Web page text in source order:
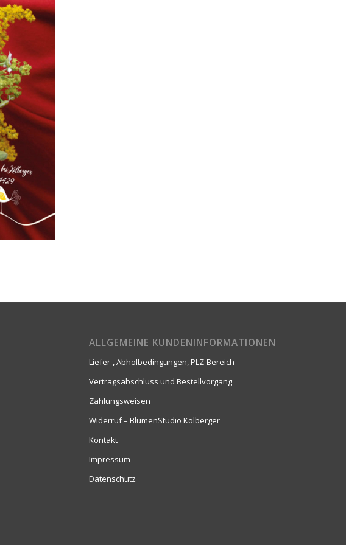
ALLGEMEINE KUNDENINFORMATIONEN
Liefer-, Abholbedingungen, PLZ-Bereich
Vertragsabschluss und Bestellvorgang
Zahlungsweisen
Widerruf – BlumenStudio Kolberger
Kontakt
Impressum
Datenschutz